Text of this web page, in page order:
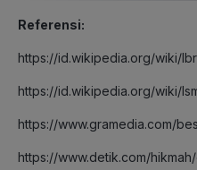
Referensi:
https://id.wikipedia.org/wiki/
https://id.wikipedia.org/wiki/
https://www.gramedia.com/
https://www.detik.com/